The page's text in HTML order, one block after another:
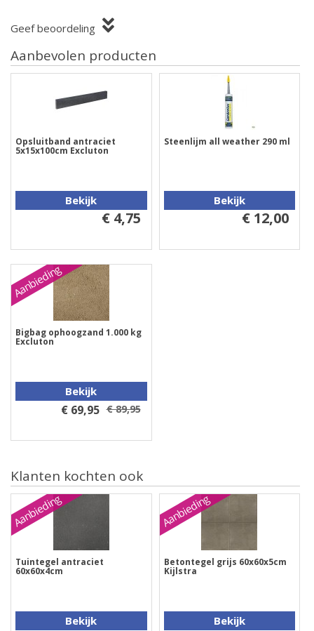
Geef beoordeling
Aanbevolen producten
Opsluitband antraciet
5x15x100cm Excluton
Bekijk
€ 4,75
Steenlijm all weather 290 ml
Bekijk
€ 12,00
Aanbieding
Bigbag ophoogzand 1.000 kg
Excluton
Bekijk
€ 69,95 € 89,95
Klanten kochten ook
Aanbieding
Tuintegel antraciet
60x60x4cm
Bekijk
Aanbieding
Betontegel grijs 60x60x5cm
Kijlstra
Bekijk